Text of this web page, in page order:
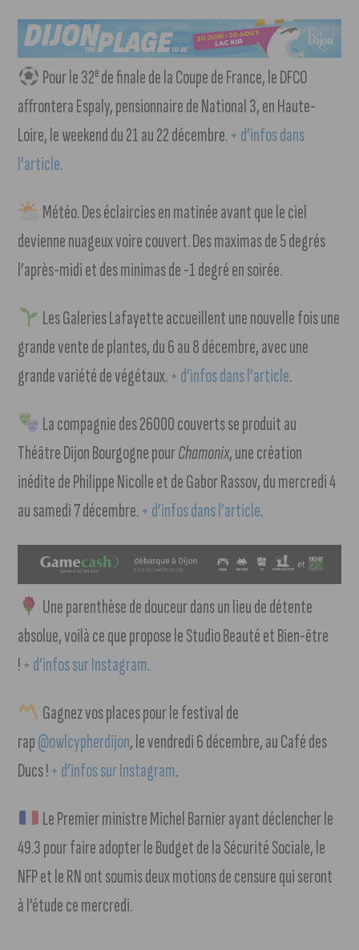
Pour le 32ede finale de la Coupe de France, le DFCO
affrontera Espaly, pensionnaire de National 3, en Haute-
Loire, le weekend du 21 au 22 décembre.+ d’infos dans
l’article.
Météo. Des éclaircies en matinée avant que le ciel
devienne nuageux voire couvert. Des maximas de 5 degrés
l’après-midi et des minimas de -1 degré en soirée.
Les Galeries Lafayette accueillent une nouvelle fois une
grande vente de plantes, du 6 au 8 décembre, avec une
grande variété de végétaux.+ d’infos dans l’article.
La compagnie des 26000 couverts se produit au
Théâtre Dijon Bourgogne pourChamonix, une création
inédite de Philippe Nicolle et de Gabor Rassov, du mercredi 4
au samedi 7 décembre.+ d’infos dans l’article.
Une parenthèse de douceur dans un lieu de détente
absolue, voilà ce que propose le Studio Beauté et Bien-être
!+ d’infos sur Instagram.
Gagnez vos places pour le festival de
rap@owlcypherdijon, le vendredi 6 décembre, au Café des
Ducs !+ d’infos sur Instagram.
Le Premier ministre Michel Barnier ayant déclencher le
49.3 pour faire adopter le Budget de la Sécurité Sociale, le
NFP et le RN ont soumis deux motions de censure qui seront
à l’étude ce mercredi.